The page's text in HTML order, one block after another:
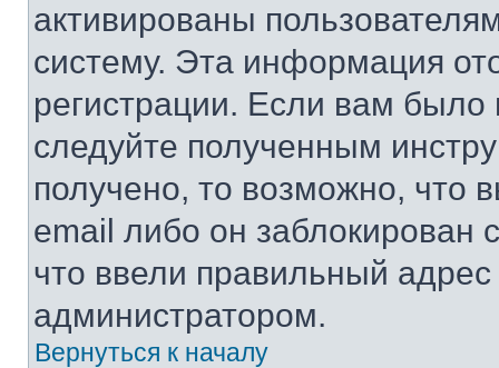
активированы
систему. Эта информация
регистрации. Если вам
следуйте полученным
получено, то возможно, что
email либо он
что ввели правильный адрес
администратором.
Вернуться к началу